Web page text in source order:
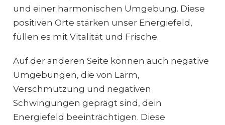
und einer harmonischen Umgebung. Diese
positiven Orte stärken unser Energiefeld,
füllen es mit Vitalität und Frische.
Auf der anderen Seite können auch negative
Umgebungen, die von Lärm,
Verschmutzung und negativen
Schwingungen geprägt sind, dein
Energiefeld beeinträchtigen. Diese